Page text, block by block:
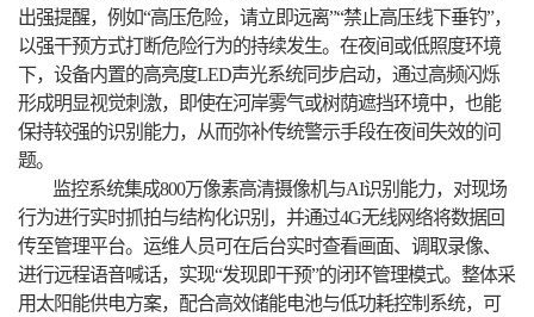
出强提醒，例如“高压危险，请立即远离”“禁止高压线下垂钓”，
以强干预方式打断危险行为的持续发生。在夜间或低照度环境
下，设备内置的高亮度LED声光系统同步启动，通过高频闪烁
形成明显视觉刺激，即使在河岸雾气或树荫遮挡环境中，也能
保持较强的识别能力，从而弥补传统警示手段在夜间失效的问
题。
监控系统集成800万像素高清摄像机与AI识别能力，对现场
行为进行实时抓拍与结构化识别，并通过4G无线网络将数据回
传至管理平台。运维人员可在后台实时查看画面、调取录像、
进行远程语音喊话，实现“发现即干预”的闭环管理模式。整体采
用太阳能供电方案，配合高效储能电池与低功耗控制系统，可